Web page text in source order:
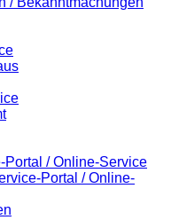
Portal / Online-Service
Portal / Online-